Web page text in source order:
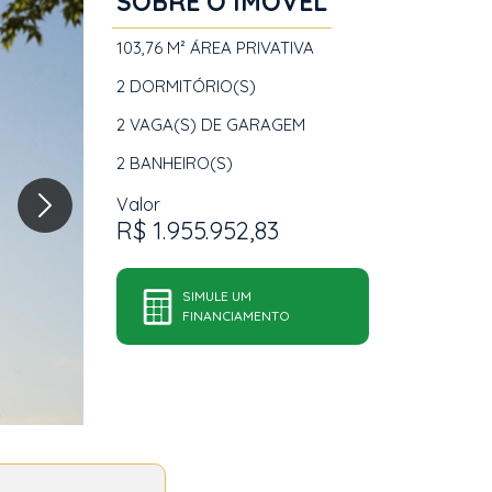
103,76 M² ÁREA PRIVATIVA
2 DORMITÓRIO(S)
2 VAGA(S) DE GARAGEM
2 BANHEIRO(S)
Valor
R$ 1.955.952,83
SIMULE UM
FINANCIAMENTO